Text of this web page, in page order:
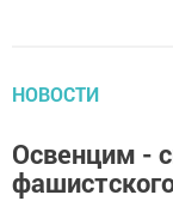
НОВОСТИ
Освенцим -